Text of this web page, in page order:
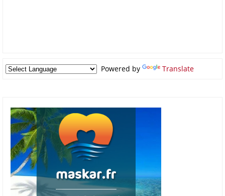
Powered by Translate